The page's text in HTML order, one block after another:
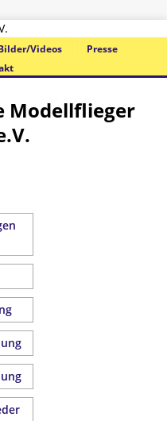
Videos
Presse
Modellflieger